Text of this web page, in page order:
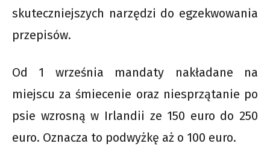
skuteczniejszych narzędzi do egzekwowania
przepisów.
Od 1 września mandaty nakładane na
miejscu za śmiecenie oraz niesprzątanie po
psie wzrosną w Irlandii ze 150 euro do 250
euro. Oznacza to podwyżkę aż o 100 euro.